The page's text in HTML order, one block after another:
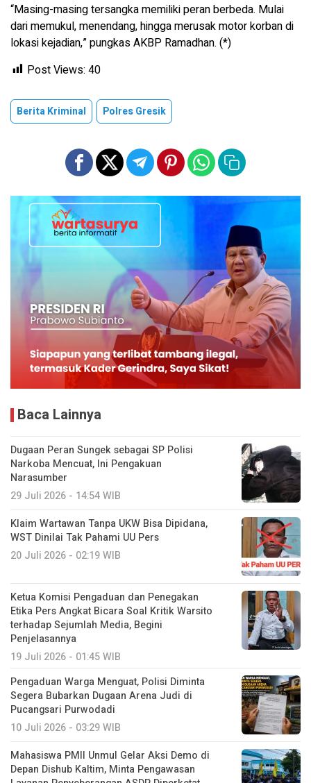
“Masing-masing tersangka memiliki peran berbeda. Mulai
dari memukul, menendang, hingga merusak motor korban di
lokasi kejadian,” pungkas AKBP Ramadhan. (*)
Post Views: 40
Berita Kriminal Polres Gresik
Baca Lainnya
Dugaan Peran Sungek sebagai SP Polisi
Narkoba Mencuat, Ini Pengakuan
Narasumber
29 Juli 2026 - 14:54 WIB
Klaim Wartawan Tanpa UKW Bisa Dipidana,
WST Dinilai Tak Pahami UU Pers
20 Juli 2026 - 02:19 WIB
Ketua Komisi Pengaduan dan Penegakan
Etika Pers Angkat Bicara Soal Kritik Warsito
terhadap Sejumlah Media, Begini
Penjelasannya
19 Juli 2026 - 01:45 WIB
Pengaduan Warga Menguat, Polisi Diminta
Segera Bubarkan Dugaan Arena Judi di
Pucangsari Purwodadi
10 Juli 2026 - 03:29 WIB
Mahasiswa PMII Unmul Gelar Aksi Demo di
Depan Dishub Kaltim, Minta Pengawasan